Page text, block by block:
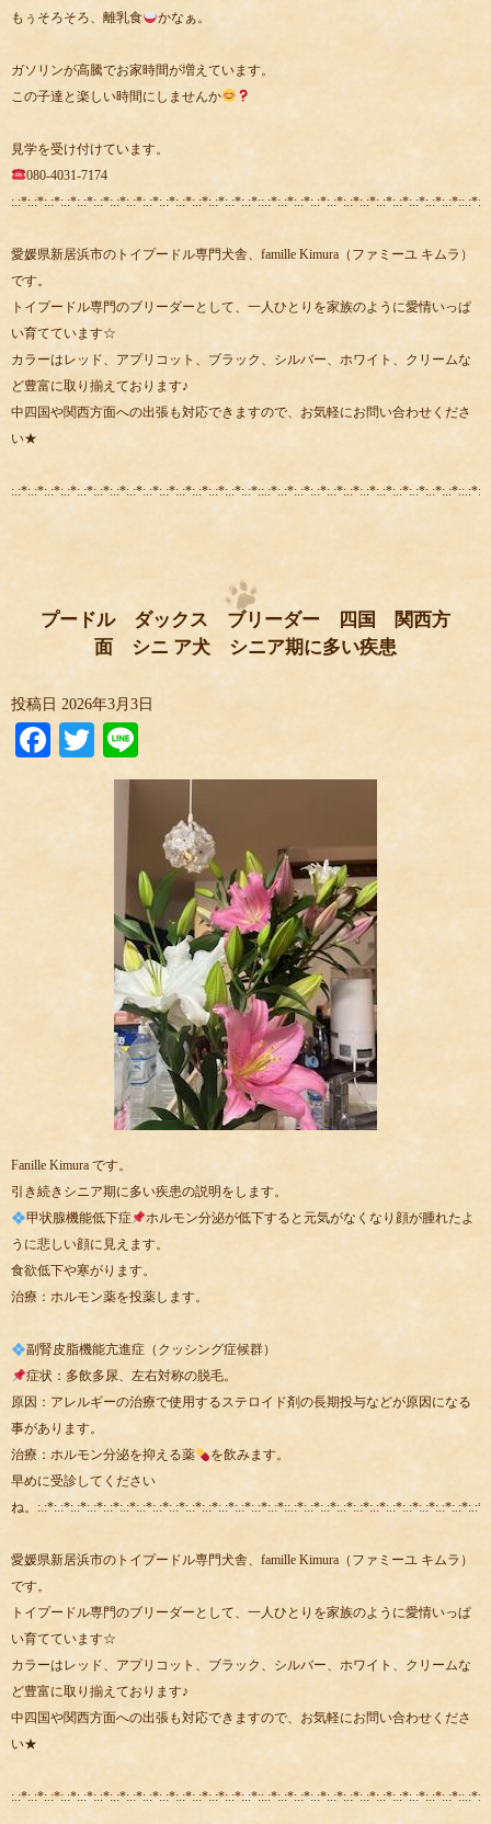
もぅそろそろ、離乳食
かなぁ。
ガソリンが高騰でお家時間が増えています。
この子達と楽しい時間にしませんか
見学を受け付けています。
080-4031-7174
:.:*:.:*:.:*:.:*:.:*:.:*:.:*:.:*:.:*:.:*:.:*:.:*:.:*:.:*:.:*::.:*:.:*:.:*:.:*:.:*:.:*:.:*:.:*:.:*:.:*:.:*:.:*::.:*:.:
愛媛県新居浜市のトイプードル専門犬舎、famille Kimura（ファミーユ キムラ）
です。
トイプードル専門のブリーダーとして、一人ひとりを家族のように愛情いっぱ
い育てています☆
カラーはレッド、アプリコット、ブラック、シルバー、ホワイト、クリームな
ど豊富に取り揃えております♪
中四国や関西方面への出張も対応できますので、お気軽にお問い合わせくださ
い★
:.:*:.:*:.:*:.:*:.:*:.:*:.:*:.:*:.:*:.:*:.:*:.:*:.:*:.:*:.:*::.:*:.:*:.:*:.:*:.:*:.:*:.:*:.:*:.:*:.:*:.:*:.:*::.:*:.:
プードル ダックス ブリーダー 四国 関西方
面 シニ ア犬 シニア期に多い疾患
投稿日 2026年3月3日
Facebook
Twitter
Fanille Kimura です。
引き続きシニア期に多い疾患の説明をします。
甲状腺機能低下症
ホルモン分泌が低下すると元気がなくなり顔が腫れたよ
うに悲しい顔に見えます。
食欲低下や寒がります。
治療：ホルモン薬を投薬します。
副腎皮脂機能亢進症（クッシング症候群）
症状：多飲多尿、左右対称の脱毛。
原因：アレルギーの治療で使用するステロイド剤の長期投与などが原因になる
事があります。
治療：ホルモン分泌を抑える薬
を飲みます。
早めに受診してください
ね。
愛媛県新居浜市のトイプードル専門犬舎、famille Kimura（ファミーユ キムラ）
です。
トイプードル専門のブリーダーとして、一人ひとりを家族のように愛情いっぱ
い育てています☆
カラーはレッド、アプリコット、ブラック、シルバー、ホワイト、クリームな
ど豊富に取り揃えております♪
中四国や関西方面への出張も対応できますので、お気軽にお問い合わせくださ
い★
:.:*:.:*:.:*:.:*:.:*:.:*:.:*:.:*:.:*:.:*:.:*:.:*:.:*:.:*:.:*::.:*:.:*:.:*:.:*:.:*:.:*:.:*:.:*:.:*:.:*:.:*:.:*::.:*:.: